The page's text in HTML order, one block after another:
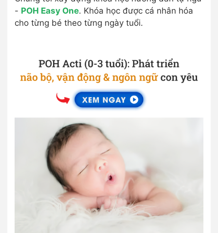
- POH Easy One. Khóa học được cá nhân hóa
cho từng bé theo từng ngày tuổi.